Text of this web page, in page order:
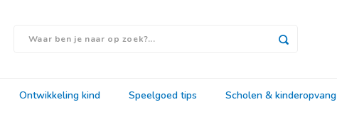
Ontwikkeling kind Speelgoed tips Scholen & kinderopvang